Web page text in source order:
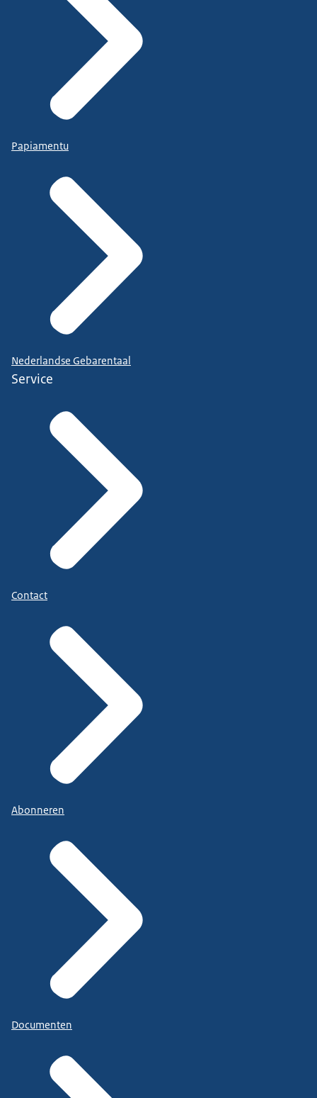
Papiamentu
Nederlandse Gebarentaal
Service
Contact
Abonneren
Documenten